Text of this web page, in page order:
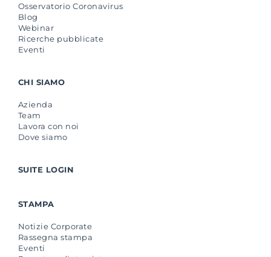
Osservatorio Coronavirus
Blog
Webinar
Ricerche pubblicate
Eventi
CHI SIAMO
Azienda
Team
Lavora con noi
Dove siamo
SUITE LOGIN
STAMPA
Notizie Corporate
Rassegna stampa
Eventi